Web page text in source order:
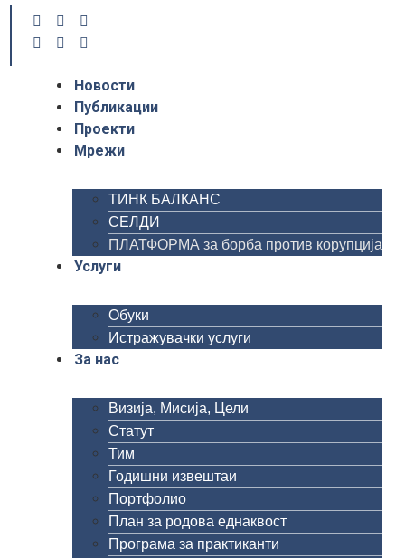
Новости
Публикации
Проекти
Мрежи
ТИНК БАЛКАНС
СЕЛДИ
ПЛАТФОРМА за борба против корупција
Услуги
Обуки
Истражувачки услуги
За нас
Визија, Мисија, Цели
Статут
Тим
Годишни извештаи
Портфолио
План за родова еднаквост
Програма за практиканти